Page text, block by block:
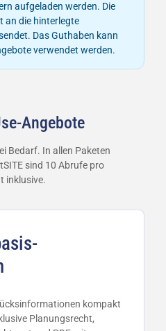
aufgeladen werden. Die
an die hinterlegte
Das Guthaben kann
verwendet werden.
Angebote
Bedarf. In allen Paketen
sind 10 Abrufe pro
inklusive.
kompakt
Planungsrecht,